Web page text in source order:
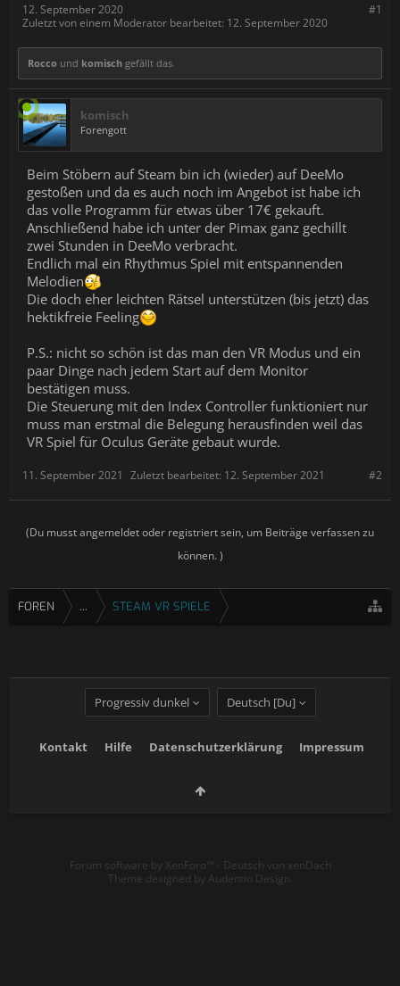
#1
12. September 2020
Zuletzt von einem Moderator bearbeitet: 12. September 2020
Rocco und komisch gefällt das.
komisch
Forengott
Beim Stöbern auf Steam bin ich (wieder) auf DeeMo
gestoßen und da es auch noch im Angebot ist habe ich
das volle Programm für etwas über 17€ gekauft.
Anschließend habe ich unter der Pimax ganz gechillt
zwei Stunden in DeeMo verbracht.
Endlich mal ein Rhythmus Spiel mit entspannenden
Melodien
Die doch eher leichten Rätsel unterstützen (bis jetzt) das
hektikfreie Feeling
P.S.: nicht so schön ist das man den VR Modus und ein
paar Dinge nach jedem Start auf dem Monitor
bestätigen muss.
Die Steuerung mit den Index Controller funktioniert nur
muss man erstmal die Belegung herausfinden weil das
VR Spiel für Oculus Geräte gebaut wurde.
#2
11. September 2021 Zuletzt bearbeitet: 12. September 2021
(Du musst angemeldet oder registriert sein, um Beiträge verfassen zu
können. )
FOREN ... STEAM VR SPIELE
Progressiv dunkel Deutsch [Du]
Kontakt Hilfe Datenschutzerklärung Impressum
Forum software by XenForo™ - Deutsch von xenDach
Theme designed by Audentio Design.